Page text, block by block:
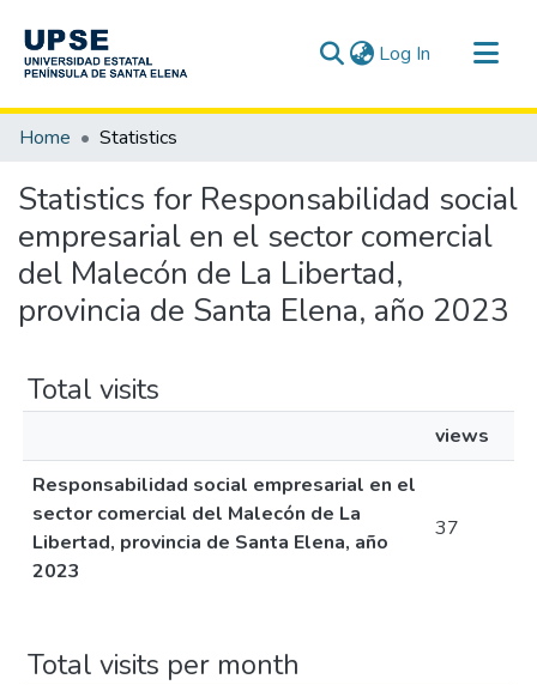
Log In (current)
Communities & Collections
Home Statistics
Statistics for Responsabilidad social
empresarial en el sector comercial
del Malecón de La Libertad,
provincia de Santa Elena, año 2023
Total visits
views
Responsabilidad social empresarial en el
sector comercial del Malecón de La
Libertad, provincia de Santa Elena, año
2023
37
Total visits per month